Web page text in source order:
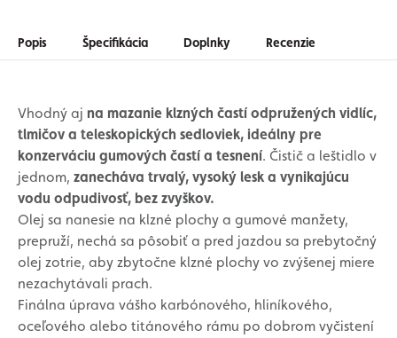
Popis Špecifikácia Doplnky Recenzie
Vhodný aj na mazanie klzných častí odpružených vidlíc,
tlmičov a teleskopických sedloviek, ideálny pre
konzerváciu gumových častí a tesnení. Čistič a leštidlo v
jednom, zanecháva trvalý, vysoký lesk a vynikajúcu
vodu odpudivosť, bez zvyškov.
Olej sa nanesie na klzné plochy a gumové manžety,
prepruží, nechá sa pôsobiť a pred jazdou sa prebytočný
olej zotrie, aby zbytočne klzné plochy vo zvýšenej miere
nezachytávali prach.
Finálna úprava vášho karbónového, hliníkového,
oceľového alebo titánového rámu po dobrom vyčistení